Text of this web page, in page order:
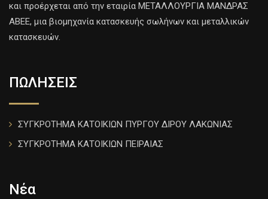
και προέρχεται από την εταιρία ΜΕΤΑΛΛΟΥΡΓΙΑ ΜΑΝΔΡΑΣ
ΑΒΕΕ, μια βιομηχανία κατασκευής σωλήνων και μεταλλικών
κατασκευών.
ΠΩΛΗΣΕΙΣ
ΣΥΓΚΡΟΤΗΜΑ ΚΑΤΟΙΚΙΩΝ ΠΥΡΓΟΥ ΔΙΡΟΥ ΛΑΚΩΝΙΑΣ
ΣΥΓΚΡΟΤΗΜΑ ΚΑΤΟΙΚΙΩΝ ΠΕΙΡΑΙΑΣ
Νέα